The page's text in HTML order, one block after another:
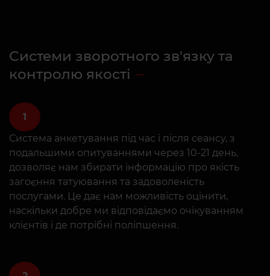
Системи зворотного зв'язку та
контролю якості
1
Система анкетування під час і після сеансу, з
подальшими опитуваннями через 10-21 день,
дозволяє нам збирати інформацію про якість
загоєння татуювання та задоволеність
послугами. Це дає нам можливість оцінити,
наскільки добре ми відповідаємо очікуванням
клієнтів і де потрібні поліпшення.